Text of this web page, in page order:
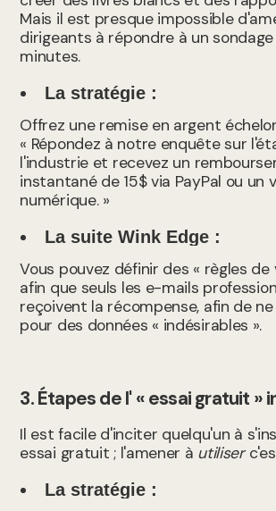
Mais il est presque impossible
dirigeants à répondre à un sondage
minutes.
La stratégie :
Offrez une remise en argent
« Répondez à notre enquête sur
l'industrie et recevez un
instantané de 15$ via PayPal ou un
numérique. »
La suite Wink Edge :
Vous pouvez définir des « règles de
afin que seuls les e-mails
reçoivent la récompense, afin de
pour des données « indésirables ».
3. Étapes de l' « essai gratuit »
Il est facile d'inciter quelqu'un à
essai gratuit ; l'amener à utiliser
La stratégie :